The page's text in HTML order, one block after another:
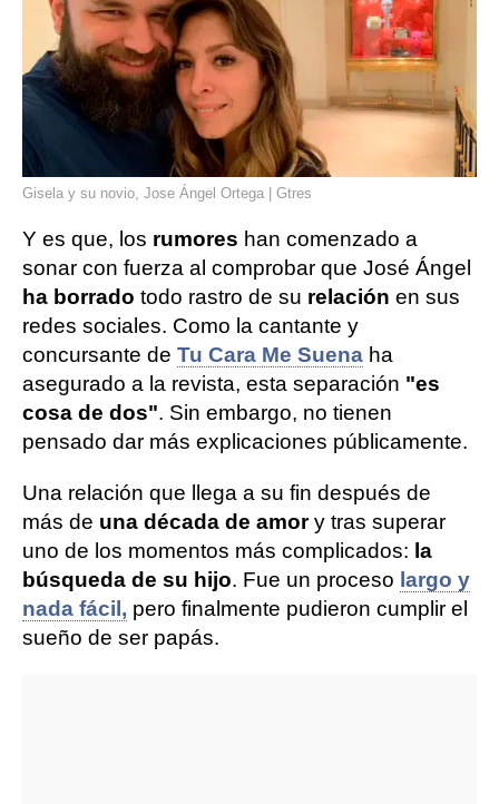
Gisela y su novio, Jose Ángel Ortega | Gtres
Y es que, los rumores han comenzado a
sonar con fuerza al comprobar que José Ángel
ha borrado todo rastro de su relación en sus
redes sociales. Como la cantante y
concursante de Tu Cara Me Suena ha
asegurado a la revista, esta separación "es
cosa de dos". Sin embargo, no tienen
pensado dar más explicaciones públicamente.
Una relación que llega a su fin después de
más de una década de amory tras superar
uno de los momentos más complicados: la
búsqueda de su hijo. Fue un proceso largo y
nada fácil, pero finalmente pudieron cumplir el
sueño de ser papás.